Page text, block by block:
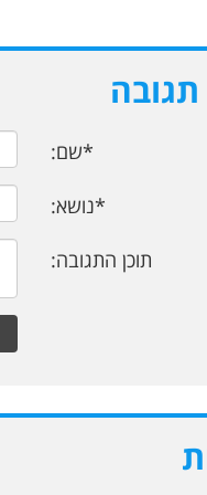
*שם:
*נושא:
תוכן התגובה: